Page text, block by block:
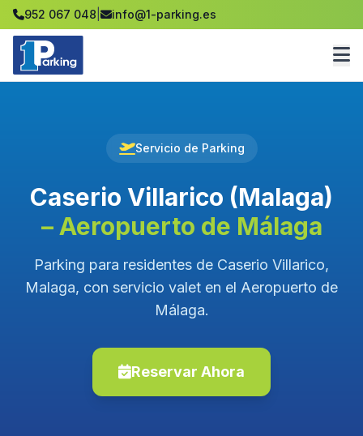
952 067 048 info@1-parking.es
Servicio de Parking
Caserio Villarico (Malaga)
– Aeropuerto de Málaga
Parking para residentes de Caserio Villarico,
Malaga, con servicio valet en el Aeropuerto de
Málaga.
Reservar Ahora